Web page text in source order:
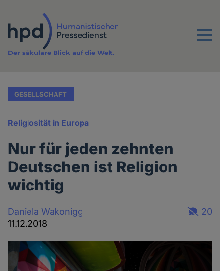
Inhalt
Menu
Der säkulare Blick auf die Welt.
GESELLSCHAFT
Religiosität in Europa
Nur für jeden zehnten
Deutschen ist Religion
wichtig
Daniela Wakonigg
11.12.2018
20